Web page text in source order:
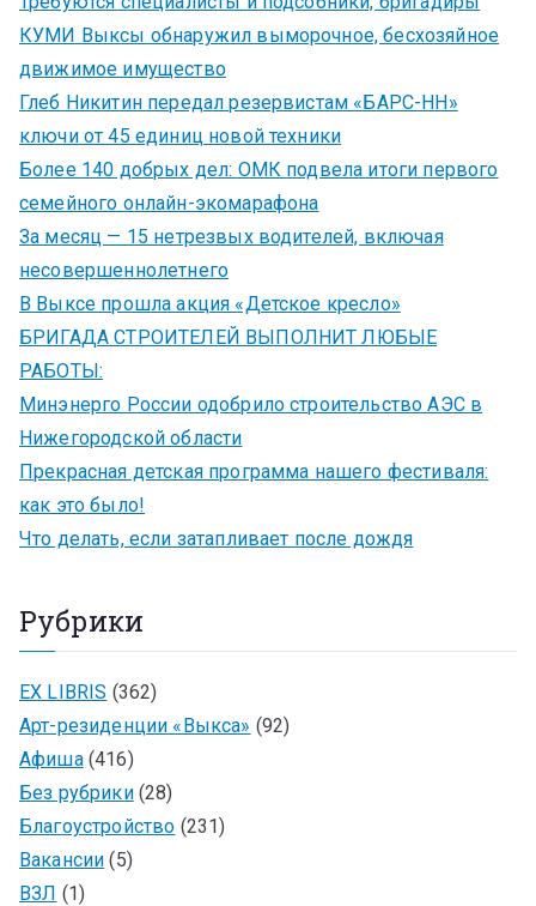
КУМИ Выксы обнаружил выморочное, бесхозяйное
движимое имущество
Глеб Никитин передал резервистам «БАРС-НН»
ключи от 45 единиц новой техники
Более 140 добрых дел: ОМК подвела итоги первого
семейного онлайн-экомарафона
За месяц — 15 нетрезвых водителей, включая
несовершеннолетнего
В Выксе прошла акция «Детское кресло»
БРИГАДА СТРОИТЕЛЕЙ ВЫПОЛНИТ ЛЮБЫЕ
РАБОТЫ:
Минэнерго России одобрило строительство АЭС в
Нижегородской области
Прекрасная детская программа нашего фестиваля:
как это было!
Что делать, если затапливает после дождя
Рубрики
EX LIBRIS (362)
Арт-резиденции «Выкса» (92)
Афиша(416)
Без рубрики(28)
Благоустройство (231)
Вакансии (5)
ВЗЛ (1)